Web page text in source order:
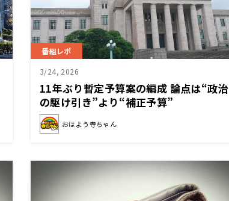
番組レポ
3/24, 2026
11年ぶり暫定予算案の編成 論点は“政治
の駆け引き”より“補正予算”
おはよう寺ちゃん